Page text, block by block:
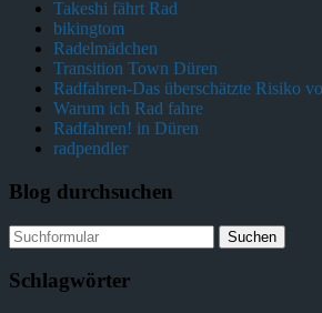
Takeshi fährt Rad
bikingtom
Radelmädchen
Transition Town Düren
Radfahren-Das überschätzte Risiko
Warum ich Rad fahre
Radfahren! in Düren
radpendler
Blog durchsuchen
Schlagwörter